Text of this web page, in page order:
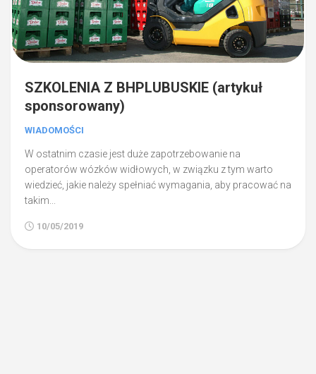
SZKOLENIA Z BHPLUBUSKIE (artykuł
sponsorowany)
WIADOMOŚCI
W ostatnim czasie jest duże zapotrzebowanie na
operatorów wózków widłowych, w związku z tym warto
wiedzieć, jakie należy spełniać wymagania, aby pracować na
takim...
10/05/2019